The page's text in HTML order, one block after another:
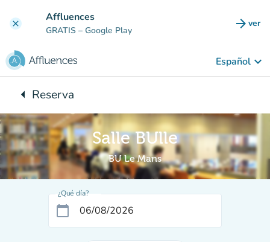
clear Affluences
GRATIS – Google Play arrow_forward ver
Español keyboard_arrow_down
arrow_leftVuelta:
Reserva
Salle BUlle
BU Le Mans
¿Qué día?
calendar_today